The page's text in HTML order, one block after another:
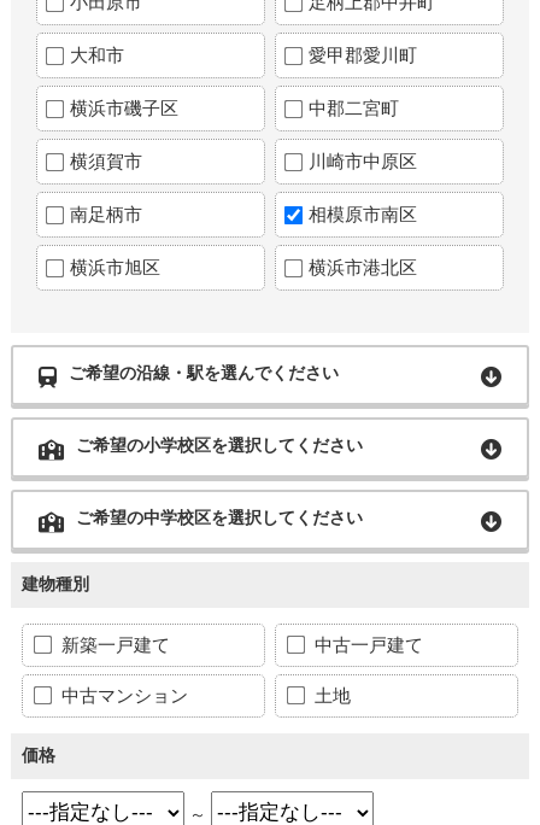
大和市 愛甲郡愛川町
横浜市磯子区 中郡二宮町
横須賀市 川崎市中原区
南足柄市 相模原市南区
横浜市旭区 横浜市港北区
ご希望の沿線・駅を選んでください
ご希望の小学校区を選択してください
ご希望の中学校区を選択してください
建物種別
新築一戸建て 中古一戸建て
中古マンション 土地
価格
～